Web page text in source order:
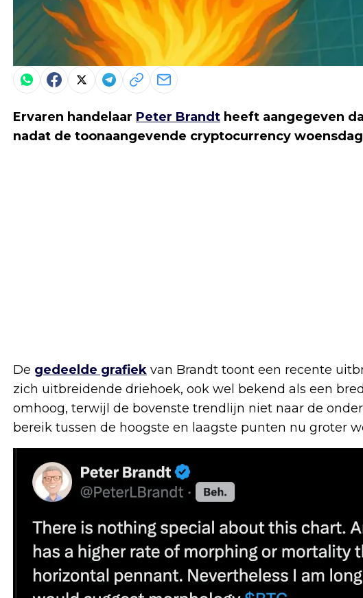
Ervaren handelaar Peter Brandt heeft aangegeven
nadat de toonaangevende cryptocurrency
De gedeelde grafiek van Brandt toont een recente
zich uitbreidende driehoek, ook wel bekend als een
omhoog, terwijl de bovenste trendlijn niet naar de
bereik tussen de hoogste en laagste punten nu groter